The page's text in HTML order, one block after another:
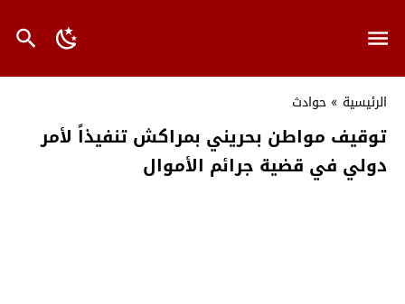
الرئيسية » حوادث
توقيف مواطن بحريني بمراكش تنفيذاً لأمر
دولي في قضية جرائم الأموال